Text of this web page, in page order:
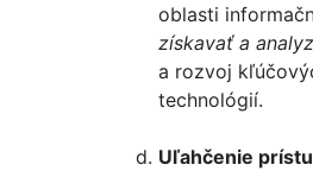
oblasti
získavať a
a rozvoj
technológií.
Uľahčenie